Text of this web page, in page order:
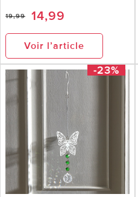
19,99 14,99
Voir l’article
-23%